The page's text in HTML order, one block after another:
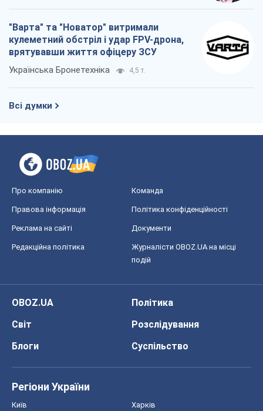
"Варта" та "Новатор" витримали
кулеметний обстріл і удар FPV-дрона,
врятувавши життя офіцеру ЗСУ
Українська Бронетехніка 4,5 т.
Всі думки
Про компанію Команда
Правова інформація Політика конфіденційності
Реклама на сайті Документи
Редакційна політика
Журналісти OBOZ.UA на місці
подій
OBOZ.UA
Політика
Світ
Розслідування
Блоги
Суспільство
Регіони України
Київ Харків